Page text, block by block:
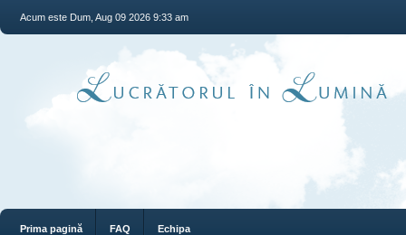
Acum este Dum, Aug 09 2026 9:33 am
Prima pagină FAQ Echipa